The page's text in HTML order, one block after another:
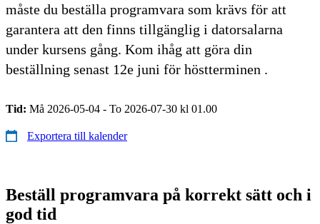
måste du beställa programvara som krävs för att
garantera att den finns tillgänglig i datorsalarna
under kursens gång. Kom ihåg att göra din
beställning senast 12e juni för höstterminen .
Tid: Må 2026-05-04 - To 2026-07-30 kl 01.00
Exportera till kalender
Beställ programvara på korrekt sätt och i
god tid